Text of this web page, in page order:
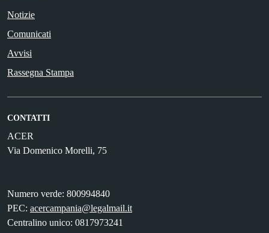
Notizie
Comunicati
Avvisi
Rassegna Stampa
CONTATTI
ACER
Via Domenico Morelli, 75
Numero verde: 800994840
PEC: acercampania@legalmail.it
Centralino unico: 0817973241